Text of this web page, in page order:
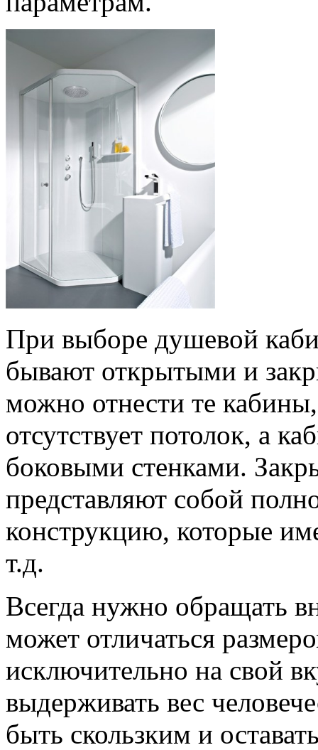
При выборе душевой
бывают открытыми и
можно отнести те
отсутствует потолок, а
боковыми стенками.
представляют собой
конструкцию, которые
т.д.
Всегда нужно обращать
может отличаться
исключительно на свой
выдерживать вес
быть скользким и